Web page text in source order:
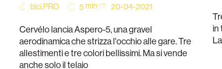
bici.PRO 5 min 20-04-2021
Cervélo lancia Aspero-5, una gravel
aerodinamica che strizza l'occhio alle gare. Tre
allestimenti e tre colori bellissimi. Ma si vende
anche solo il telaio
in